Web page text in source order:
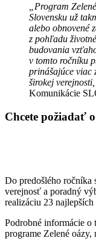
Program
Slovensku už
alebo obnovené
z pohľadu
budovania
v tomto ročníku
prinášajúce viac
širokej verejnosti
Komunikácie
Chcete požiadať
Do predošlého ročníka
verejnosť a poradný
realizáciu 23
Podrobné informácie o
programe Zelené oázy,